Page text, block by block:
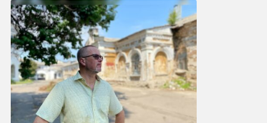
22:33 вчора